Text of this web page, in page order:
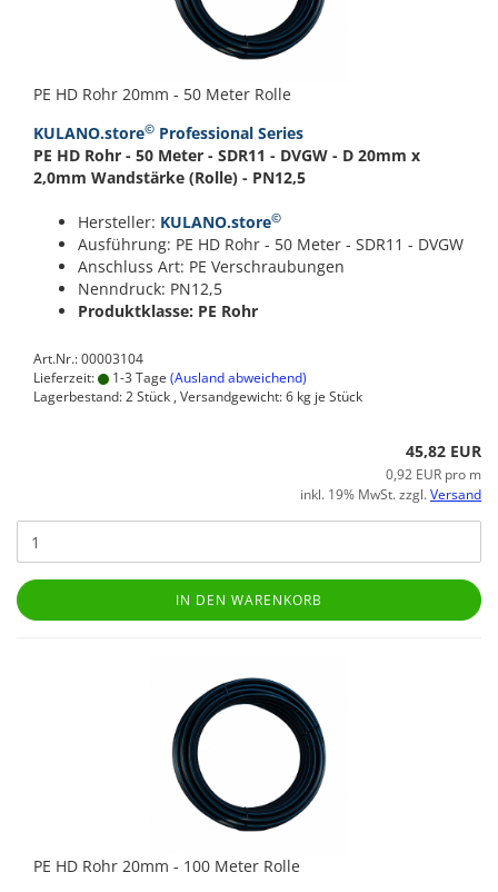
PE HD Rohr 20mm - 50 Meter Rolle
KULANO.store© Professional Series
PE HD Rohr - 50 Meter - SDR11 - DVGW - D 20mm x
2,0mm Wandstärke (Rolle) - PN12,5
Hersteller: KULANO.store©
Ausführung: PE HD Rohr - 50 Meter - SDR11 - DVGW
Anschluss Art: PE Verschraubungen
Nenndruck: PN12,5
Produktklasse: PE Rohr
Art.Nr.: 00003104
Lieferzeit:
1-3 Tage (Ausland abweichend)
Lagerbestand: 2 Stück , Versandgewicht:6 kg je Stück
45,82 EUR
0,92 EUR pro m
inkl. 19% MwSt. zzgl.Versand
IN DEN WARENKORB
PE HD Rohr 20mm - 100 Meter Rolle